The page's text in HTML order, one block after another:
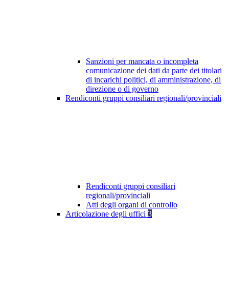
Sanzioni per mancata o incompleta
comunicazione dei dati da parte dei titolari
di incarichi politici, di amministrazione, di
direzione o di governo
Rendiconti gruppi consiliari regionali/provinciali
Rendiconti gruppi consiliari
regionali/provinciali
Atti degli organi di controllo
Articolazione degli uffici 3